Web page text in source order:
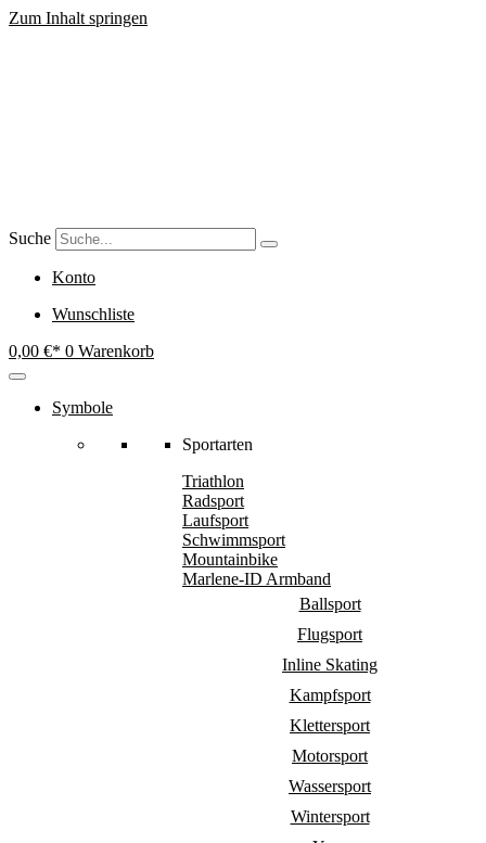
Zum Inhalt springen
Suche
Konto
Wunschliste
0,00 € 0 Warenkorb
Symbole
Sportarten
Triathlon
Radsport
Laufsport
Schwimmsport
Mountainbike
Marlene-ID Armband
Ballsport
Flugsport
Inline Skating
Kampfsport
Klettersport
Motorsport
Wassersport
Wintersport